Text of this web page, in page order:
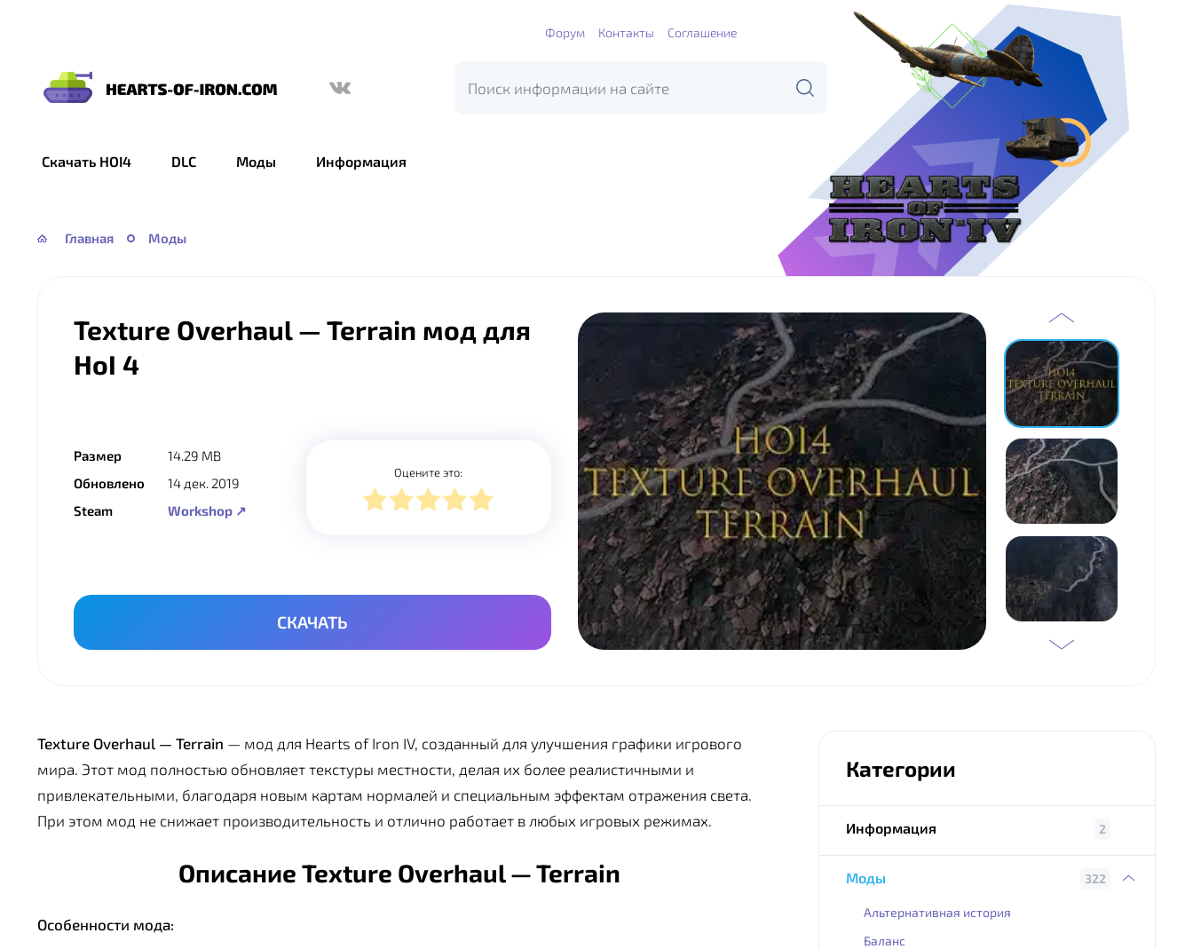
Форум Контакты Соглашение
Hearts
Скачать HOI4 DLC Моды Информация
Главная Моды
Texture Overhaul — Terrain мод для
HoI 4
Размер
14.29 MB
Обновлено
14 дек. 2019
Steam
Workshop ↗
Оцените это:
СКАЧАТЬ
Texture Overhaul — Terrain — мод для Hearts of Iron IV, созданный для улучшения графики игрового
мира. Этот мод полностью обновляет текстуры местности, делая их более реалистичными и
привлекательными, благодаря новым картам нормалей и специальным эффектам отражения света.
При этом мод не снижает производительность и отлично работает в любых игровых режимах.
Описание Texture Overhaul — Terrain
Особенности мода:
Категории
Информация 2
Моды 322
Альтернативная история
Баланс